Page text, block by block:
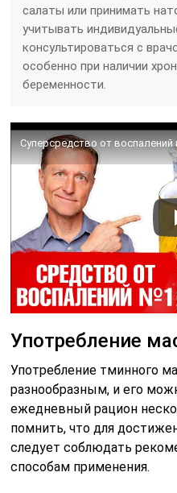
салаты или принимать
учитывать
консультироваться с
особенно при наличии
беременности.
Употребление
Употребление тминного
разнообразным, и его
ежедневный рацион
помнить, что для
следует соблюдать
способам применения.